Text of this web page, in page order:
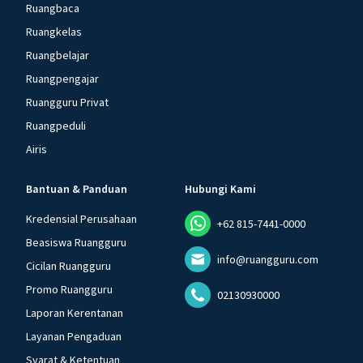
Ruangbaca
Ruangkelas
Ruangbelajar
Ruangpengajar
Ruangguru Privat
Ruangpeduli
Airis
Bantuan & Panduan
Kredensial Perusahaan
Beasiswa Ruangguru
Cicilan Ruangguru
Promo Ruangguru
Laporan Kerentanan
Layanan Pengaduan
Syarat & Ketentuan
Hubungi Kami
+62 815-7441-0000
info@ruangguru.com
02130930000